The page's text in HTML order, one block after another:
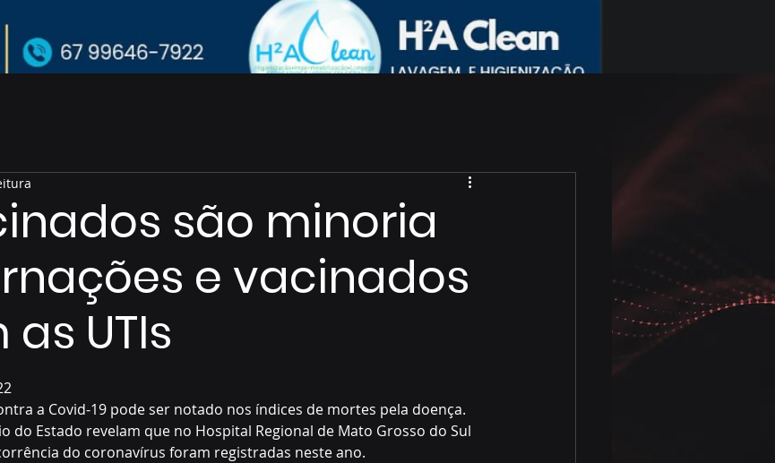
são minoria
e vacinados
UTIs
a Covid-19 pode ser notado nos índices de mortes pela doença.
do Estado revelam que no Hospital Regional de Mato Grosso do Sul
do coronavírus foram registradas neste ano.